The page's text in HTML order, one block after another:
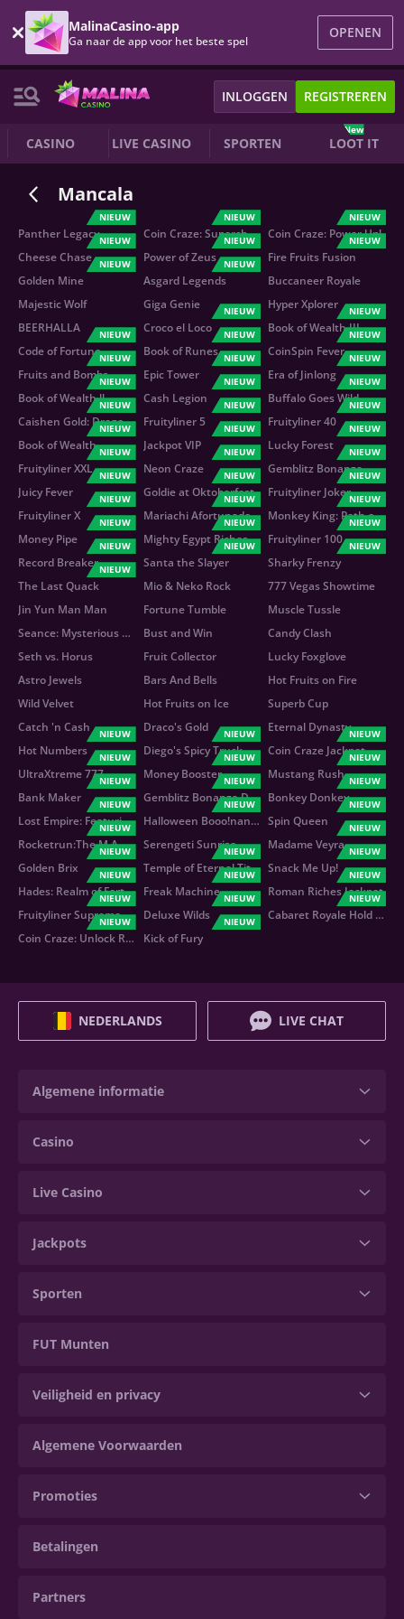
MalinaCasino-app
Ga naar de app voor het beste spel OPENEN
INLOGGEN REGISTREREN
CASINO LIVE CASINO SPORTEN LOOT IT
New
Mancala
NIEUW
Panther Legacy
NIEUW
Coin Craze: Supercharged
NIEUW
Coin Craze: Power Up!
NIEUW
Cheese Chase
NIEUW
Power of Zeus
NIEUW
Fire Fruits Fusion
NIEUW
Golden Mine
NIEUW
Asgard Legends
Buccaneer Royale
Majestic Wolf
Giga Genie
Hyper Xplorer
BEERHALLA
NIEUW
Croco el Loco
NIEUW
Book of Wealth III
NIEUW
Code of Fortune
NIEUW
Book of Runes
NIEUW
CoinSpin Fever
NIEUW
Fruits and Bombs
NIEUW
Epic Tower
NIEUW
Era of Jinlong
NIEUW
Book of Wealth ll
NIEUW
Cash Legion
NIEUW
Buffalo Goes Wild
NIEUW
Caishen Gold: Dragon Awakes
NIEUW
Fruityliner 5
NIEUW
Fruityliner 40
NIEUW
Book of Wealth
NIEUW
Jackpot VIP
NIEUW
Lucky Forest
NIEUW
Fruityliner XXL
NIEUW
Neon Craze
NIEUW
Gemblitz Bonanza
NIEUW
Juicy Fever
NIEUW
Goldie at Oktoberfest
NIEUW
Fruityliner Joker
NIEUW
Fruityliner X
NIEUW
Mariachi Afortunado
NIEUW
Monkey King: Path of Treasure
NIEUW
Money Pipe
NIEUW
Mighty Egypt Riches
NIEUW
Fruityliner 100
NIEUW
Record Breaker
NIEUW
Santa the Slayer
NIEUW
Sharky Frenzy
NIEUW
The Last Quack Mio & Neko Rock
777 Vegas Showtime
Jin Yun Man Man
Fortune Tumble
Muscle Tussle
Seance: Mysterious Attic
Bust and Win
Candy Clash
Seth vs. Horus
Fruit Сollector
Lucky Foxglove
Astro Jewels
Bars And Bells
Hot Fruits on Fire
Wild Velvet
Hot Fruits on Ice
Superb Cup
Catch 'n Cash
Draco's Gold Eternal Dynasty
NIEUW
Hot Numbers
NIEUW
Diego's Spicy Truck
NIEUW
Coin Craze Jackpot
NIEUW
UltraXtreme 777
NIEUW
Money Booster
NIEUW
Mustang Rush
NIEUW
Bank Maker
NIEUW
Gemblitz Bonanza Deluxe
NIEUW
Bonkey Donkey
NIEUW
Lost Empire: Featuring Ruby Blaze
NIEUW
Halloween Booo!nanza
NIEUW
Spin Queen
NIEUW
Rocketrun:The M.A.N.K.aliens protocol Serengeti Sunrise
NIEUW
Madame Veyra
NIEUW
Golden Brix
NIEUW
Temple of Eternal Titans
NIEUW
Snack Me Up!
NIEUW
Hades: Realm of Fortune
NIEUW
Freak Machine
NIEUW
Roman Riches Jackpot
NIEUW
Fruityliner Supreme
NIEUW
Deluxe Wilds
NIEUW
Cabaret Royale Hold And Earn
NIEUW
Coin Craze: Unlock Reels
NIEUW
Kick of Fury
NEDERLANDS LIVE CHAT
Algemene informatie
Casino
Live Casino
Jackpots
Sporten
FUT Munten
Veiligheid en privacy
Algemene Voorwaarden
Promoties
Betalingen
Partners